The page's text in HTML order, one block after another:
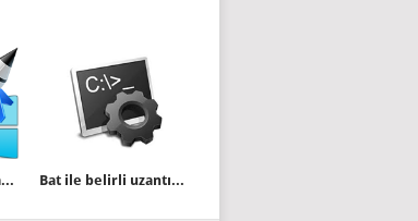
Modern uygulamaları klavye kısayolu ile başlatmak Bat ile belirli uzantıdaki dosyaları silmek